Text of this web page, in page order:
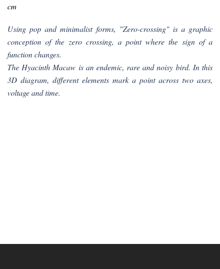
cm
Using pop and minimalist forms, "Zero-crossing" is a graphic
conception of the zero crossing, a point where the sign of a
function changes.
The Hyacinth Macaw is an endemic, rare and noisy bird. In this
3D diagram, different elements mark a point across two axes,
voltage and time.